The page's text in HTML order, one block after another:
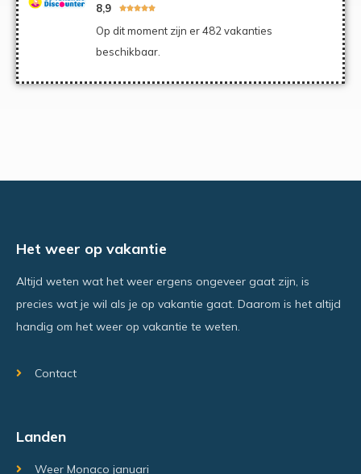
8,9 
Op dit moment zijn er 482 vakanties
beschikbaar.
Het weer op vakantie
Altijd weten wat het weer ergens ongeveer gaat zijn, is
precies wat je wil als je op vakantie gaat. Daarom is het altijd
handig om het weer op vakantie te weten.
Contact
Landen
Weer Monaco januari